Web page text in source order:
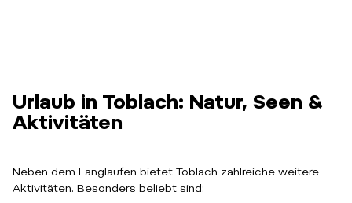
Urlaub in Toblach: Natur, Seen &
Aktivitäten
Neben dem Langlaufen bietet Toblach zahlreiche weitere
Aktivitäten. Besonders beliebt sind: